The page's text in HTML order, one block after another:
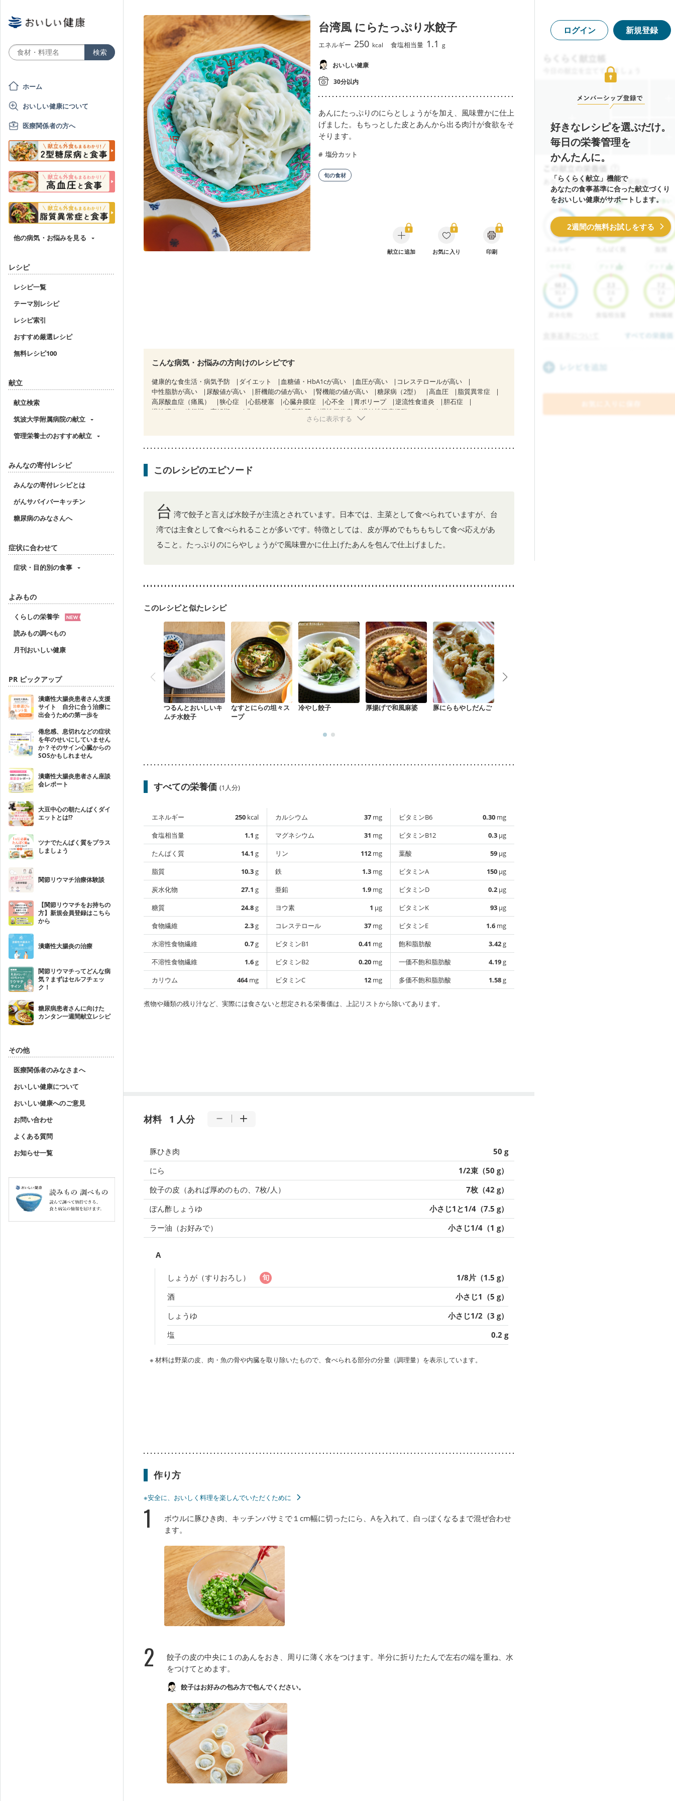
ホーム
おいしい健康について
医療関係者の方へ
他の病気・お悩みを見る
レシピ
レシピ一覧
テーマ別レシピ
レシピ索引
おすすめ厳選レシピ
無料レシピ100
献立
献立検索
筑波大学附属病院の献立
管理栄養士のおすすめ献立
みんなの寄付レシピ
みんなの寄付レシピとは
がんサバイバーキッチン
糖尿病のみなさんへ
症状に合わせて
症状・目的別の食事
よみもの
くらしの栄養学
読みもの調べもの
月刊おいしい健康
PR ピックアップ
潰瘍性大腸炎患者さん支援
サイト 自分に合う治療に
出会うための第一歩を
倦怠感、息切れなどの症状
を年のせいにしていません
か？そのサイン心臓からの
SOSかもしれません
潰瘍性大腸炎患者さん座談
会レポート
大豆中心の朝たんぱくダイ
エットとは!?
ツナでたんぱく質をプラス
しましょう
関節リウマチ治療体験談
【関節リウマチをお持ちの
方】新規会員登録はこちら
から
潰瘍性大腸炎の治療
関節リウマチってどんな病
気？まずはセルフチェッ
ク！
糖尿病患者さんに向けた
カンタン一週間献立レシピ
その他
医療関係者のみなさまへ
おいしい健康について
おいしい健康へのご意見
お問い合わせ
よくある質問
お知らせ一覧
台湾風 にらたっぷり水餃子
エネルギー 250 kcal 食塩相当量 1.1 g
おいしい健康
30分以内
あんにたっぷりのにらとしょうがを加え、風味豊かに仕上
げました。もちっとした皮とあんから出る肉汁が食欲をそ
そります。
塩分カット
旬の食材
献立に追加 お気に入り 印刷
こんな病気・お悩みの方向けのレシピです
健康的な食生活・病気予防 ダイエット 血糖値・HbA1cが高い 血圧が高い
コレステロールが高い
中性脂肪が高い
尿酸値が高い 肝機能の値が高い 腎機能の値が高い 糖尿病（2型） 高血圧
脂質異常症
高尿酸血症（痛風）
狭心症 心筋梗塞 心臓弁膜症 心不全 胃ポリープ 逆流性食道炎
胆石症
慢性膵炎（移行期・寛解期）
非アルコール性脂肪肝 慢性便秘症
過敏性腸症候群（IBS）
糖尿病性腎症（第２期）
乳がん治療を終えた方・経過観察中の方など
飲み込みにくい 食欲がない 産後（ミルク）
骨折
妊活中
更年期
さらに表示する
このレシピのエピソード
台 湾で餃子と言えば水餃子が主流とされています。日本では、主菜として食べられていますが、台
湾では主食として食べられることが多いです。特徴としては、皮が厚めでもちもちして食べ応えがあ
ること。たっぷりのにらやしょうがで風味豊かに仕上げたあんを包んで仕上げました。
このレシピと似たレシピ
つるんとおいしいキ
ムチ水餃子
なすとにらの坦々ス
ープ
冷やし餃子 厚揚げで和風麻婆 豚にらもやしだんご
すべての栄養価 (1人分)
エネルギー 250 kcal
食塩相当量
1.1 g
たんぱく質
14.1 g
脂質
10.3g
炭水化物
27.1 g
糖質
24.8g
食物繊維
2.3g
水溶性食物繊維
0.7g
不溶性食物繊維
1.6g
カリウム
464mg
カルシウム 37 mg
マグネシウム
31 mg
リン
112 mg
鉄
1.3 mg
亜鉛
1.9 mg
ヨウ素
1 µg
コレステロール
37 mg
ビタミンB1
0.41 mg
ビタミンB2
0.20 mg
ビタミンC
12 mg
ビタミンB6 0.30 mg
ビタミンB12
0.3 µg
葉酸
59 µg
ビタミンA
150 µg
ビタミンD
0.2 µg
ビタミンK
93 µg
ビタミンE
1.6 mg
飽和脂肪酸
3.42g
一価不飽和脂肪酸
4.19g
多価不飽和脂肪酸
1.58g
煮物や麺類の残り汁など、実際には食さないと想定される栄養価は、上記リストから除いてあります。
材料 1 人分
豚ひき肉
50 g
にら
1/2束（50 g）
餃子の皮（あれば厚めのもの、7枚/人）
7枚（42 g）
ぽん酢しょうゆ
小さじ1と1/4（7.5 g）
ラー油（お好みで）
小さじ1/4（1 g）
A
しょうが（すりおろし）
1/8片（1.5 g）
酒
小さじ1（5 g）
しょうゆ
小さじ1/2（3 g）
塩
0.2 g
※ 材料は野菜の皮、肉・魚の骨や内臓を取り除いたもので、食べられる部分の分量（調理量）を表示しています。
作り方
※安全に、おいしく料理を楽しんでいただくために
1
ボウルに豚ひき肉、キッチンバサミで１cm幅に切ったにら、Aを入れて、白っぽくなるまで混ぜ合わせ
ます。
2
餃子の皮の中央に１のあんをおき、周りに薄く水をつけます。半分に折りたたんで左右の端を重ね、水
をつけてとめます。
餃子はお好みの包み方で包んでください。
ログイン 新規登録
好きなレシピを選ぶだけ。
毎日の栄養管理を
かんたんに。
「らくらく献立」機能で
あなたの食事基準に合った献立づくり
をおいしい健康がサポートします。
2週間の無料お試しをする